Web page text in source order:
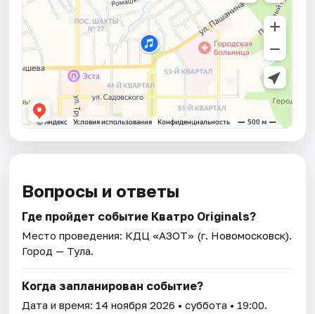
Вопросы и ответы
Где пройдет событие Кватро Originals?
Место проведения: КДЦ «АЗОТ» (г. Новомосковск).
Город — Тула.
Когда запланирован событие?
Дата и время: 14 ноября 2026 • суббота • 19:00.